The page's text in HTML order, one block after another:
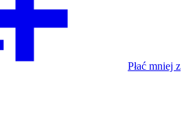
Płać mniej z